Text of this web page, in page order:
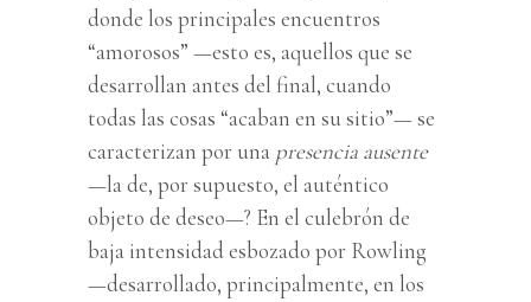
donde los principales encuentros
“amorosos” —esto es, aquellos que se
desarrollan antes del final, cuando
todas las cosas “acaban en su sitio”— se
caracterizan por una presencia ausente
—la de, por supuesto, el auténtico
objeto de deseo—? En el culebrón de
baja intensidad esbozado por Rowling
—desarrollado, principalmente, en los